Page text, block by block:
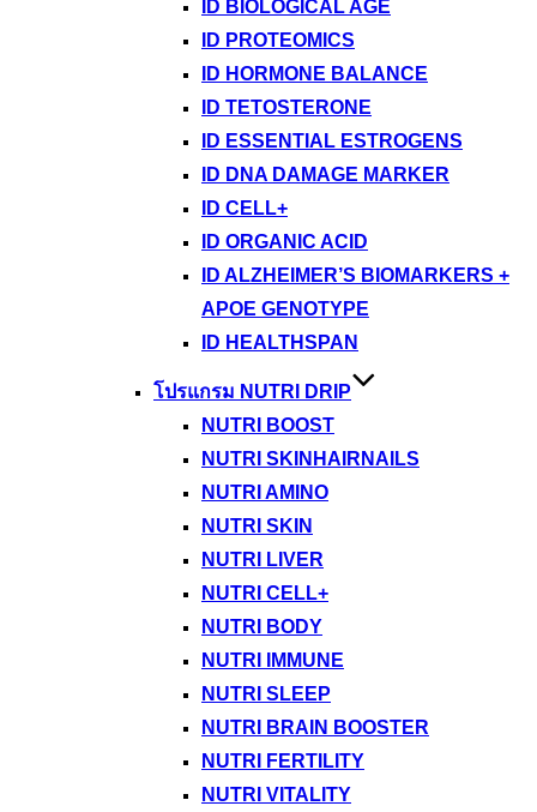
ID BIOLOGICAL AGE
ID PROTEOMICS
ID HORMONE BALANCE
ID TETOSTERONE
ID ESSENTIAL ESTROGENS
ID DNA DAMAGE MARKER
ID CELL+
ID ORGANIC ACID
ID ALZHEIMER’S BIOMARKERS +
APOE GENOTYPE
ID HEALTHSPAN
โปรแกรม NUTRI DRIP
NUTRI BOOST
NUTRI SKINHAIRNAILS
NUTRI AMINO
NUTRI SKIN
NUTRI LIVER
NUTRI CELL+
NUTRI BODY
NUTRI IMMUNE
NUTRI SLEEP
NUTRI BRAIN BOOSTER
NUTRI FERTILITY
NUTRI VITALITY